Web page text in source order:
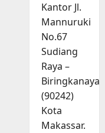
Kantor Jl.
Mannuruki
No.67
Sudiang
Raya –
Biringkanaya
(90242)
Kota
Makassar.